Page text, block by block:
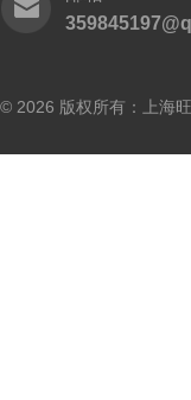
© 2026 版权所有：上海